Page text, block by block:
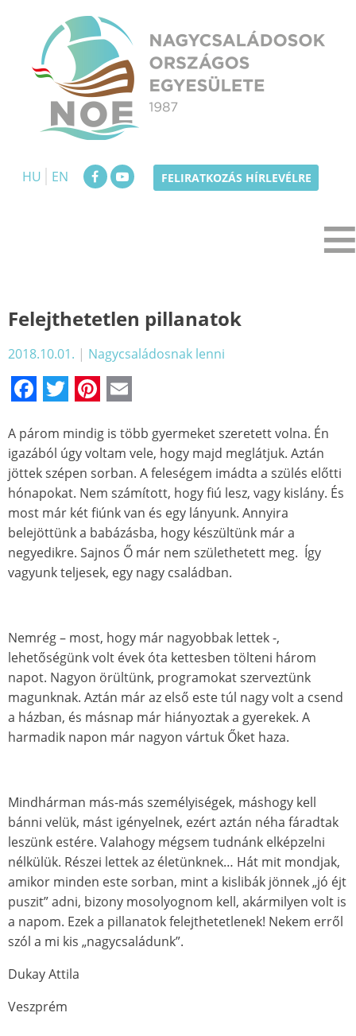
content
HU
EN FELIRATKOZÁS HÍRLEVÉLRE
Felejthetetlen pillanatok
2018.10.01. | Nagycsaládosnak lenni
Facebook
TwitterPinterest
A párom mindig is több gyermeket szeretett volna. Én
igazából úgy voltam vele, hogy majd meglátjuk. Aztán
jöttek szépen sorban. A feleségem imádta a szülés előtti
hónapokat. Nem számított, hogy fiú lesz, vagy kislány. És
most már két fiúnk van és egy lányunk. Annyira
belejöttünk a babázásba, hogy készültünk már a
negyedikre. Sajnos Ő már nem születhetett meg. Így
vagyunk teljesek, egy nagy családban.
Nemrég – most, hogy már nagyobbak lettek -,
lehetőségünk volt évek óta kettesben tölteni három
napot. Nagyon örültünk, programokat szerveztünk
magunknak. Aztán már az első este túl nagy volt a csend
a házban, és másnap már hiányoztak a gyerekek. A
harmadik napon már nagyon vártuk Őket haza.
Mindhárman más-más személyiségek, máshogy kell
bánni velük, mást igényelnek, ezért aztán néha fáradtak
leszünk estére. Valahogy mégsem tudnánk elképzelni
nélkülük. Részei lettek az életünknek… Hát mit mondjak,
amikor minden este sorban, mint a kislibák jönnek „jó éjt
puszit” adni, bizony mosolyognom kell, akármilyen volt is
a napom. Ezek a pillanatok felejthetetlenek! Nekem erről
szól a mi kis „nagycsaládunk”.
Dukay Attila
Veszprém